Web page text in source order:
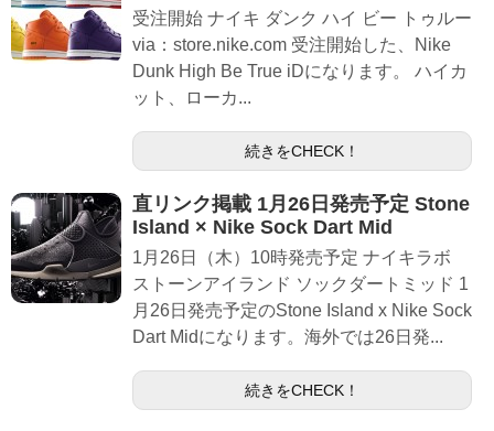
受注開始 ナイキ ダンク ハイ ビー トゥルー
via：store.nike.com 受注開始した、Nike
Dunk High Be True iDになります。 ハイカ
ット、ローカ...
続きをCHECK！
直リンク掲載 1月26日発売予定 Stone
Island × Nike Sock Dart Mid
1月26日（木）10時発売予定 ナイキラボ
ストーンアイランド ソックダートミッド 1
月26日発売予定のStone Island x Nike Sock
Dart Midになります。海外では26日発...
続きをCHECK！